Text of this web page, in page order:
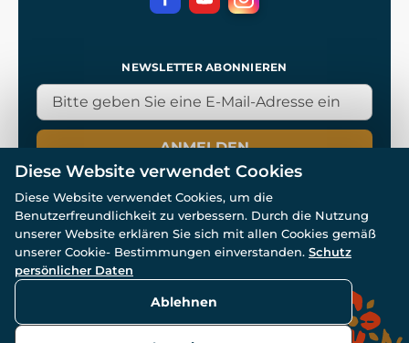
NEWSLETTER ABONNIEREN
ANMELDEN
© Alle Rechte vorbehalten. www.wulflund.de 2007-2026.
Powered by
Diese Website verwendet Cookies
Diese Website verwendet Cookies, um die
Benutzerfreundlichkeit zu verbessern. Durch die Nutzung
unserer Website erklären Sie sich mit allen Cookies gemäß
unserer Cookie- Bestimmungen einverstanden. Schutz
persönlicher Daten
Ablehnen